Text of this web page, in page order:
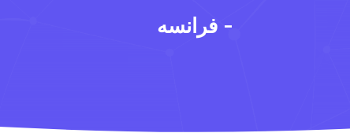
فرانسه -